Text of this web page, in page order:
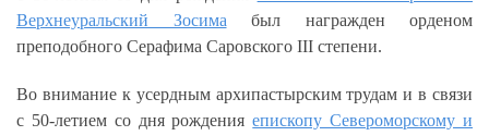
Верхнеуральский Зосима был награжден орденом
преподобного Серафима Саровского III степени.
Во внимание к усердным архипастырским трудам и в связи
с 50-летием со дня рожденияепископу Североморскому и